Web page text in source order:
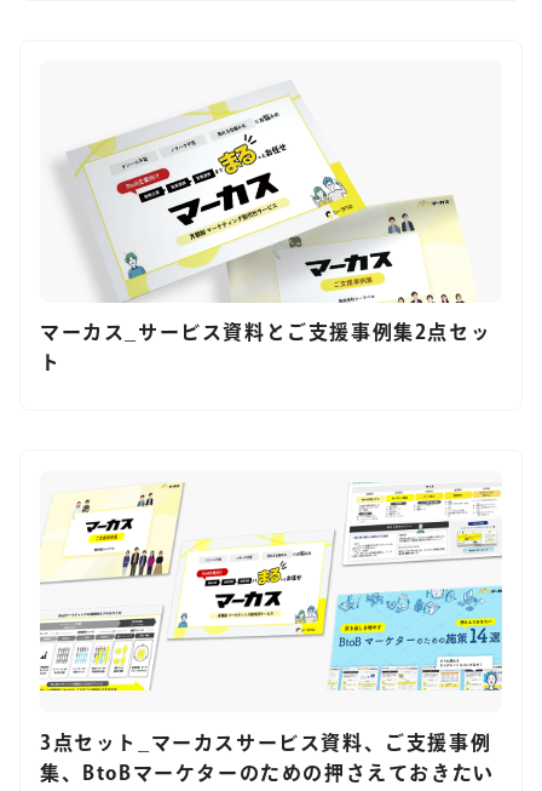
マーカス_サービス資料とご支援事例集2点セッ
ト
3点セット_マーカスサービス資料、ご支援事例
集、BtoBマーケターのための押さえておきたい